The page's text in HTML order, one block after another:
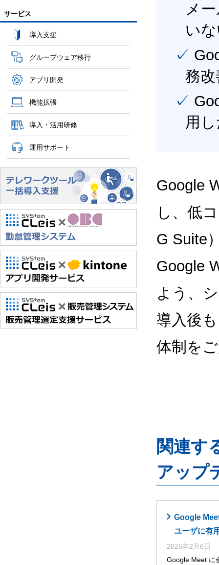
サービス
導入支援
グループウェア移行
アプリ開発
機能拡張
導入・活用研修
運用サポート
メ
い
✓ Google Workspace（旧G Suite） を活用し、業
務
✓ Google Workspace（旧G Suite） を最大限に活
用
Google
し、低
G Suite
Google
よう、
導入後
体制を
関連す
アップ
Google
ユーザに有
2025年2月6日
Google Meet に